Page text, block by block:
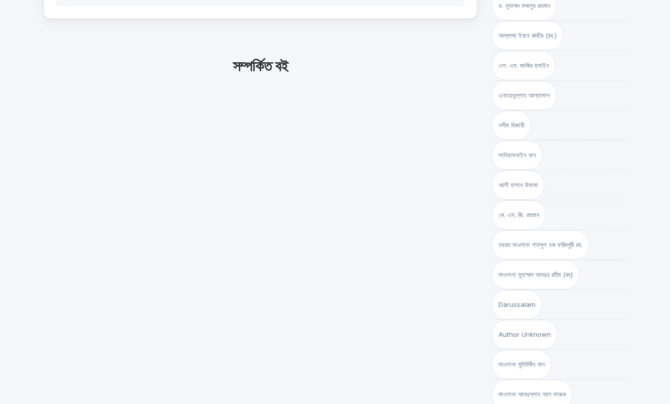
সম্পর্কিত বই
ড. মুহাম্মদ ফজলুর রহমান
আল্লামা ইবনে কাছীর (রহ.)
এস. এম. জাকির হুসাইন
এনায়েতুল্লাহ আল্‌তামাশ
নসীম হিজাযী
সানিয়াসনাইন খান
আলী হাসান উসামা
কে. এম. জি. রহমান
হযরত মাওলানা শামসুল হক ফরিদপুরী রহ.
মাওলানা মুহাম্মাদ আবদুর রহীম (রহ)
Darussalam
Author Unknown
মাওলানা মুহিউদ্দীন খান
মাওলানা আবদুল্লাহ আল ফারূক